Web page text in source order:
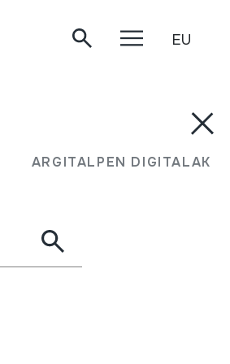
ARGITALPEN DIGITALAK
EU